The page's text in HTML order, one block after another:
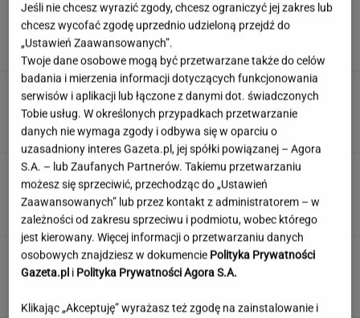
Hyży dosadnie odpowiedziała hejterom.
"Skończyła mi się cierpliwość"
Weekendowy quiz wyłoni prymusów.
Większość z was odpada już w 3. pytaniu
Englert zakłada, że nie wygra w "TzG". "Myślę,
że ludzie mnie nie lubią"
Nie czekaj, aż będzie za późno. To może
oznaczać, że szkoła przestała służyć dziecku
Jeśli nie chcesz wyrazić zgody, chcesz ograniczyć jej zakres lub
chcesz wycofać zgodę uprzednio udzieloną przejdź do
„Ustawień Zaawansowanych”.
Twoje dane osobowe mogą być przetwarzane także do celów
badania i mierzenia informacji dotyczących funkcjonowania
serwisów i aplikacji lub łączone z danymi dot. świadczonych
Tobie usług. W określonych przypadkach przetwarzanie
danych nie wymaga zgody i odbywa się w oparciu o
uzasadniony interes Gazeta.pl, jej spółki powiązanej – Agora
S.A. – lub Zaufanych Partnerów. Takiemu przetwarzaniu
możesz się sprzeciwić, przechodząc do „Ustawień
Zaawansowanych” lub przez kontakt z administratorem – w
zależności od zakresu sprzeciwu i podmiotu, wobec którego
jest kierowany. Więcej informacji o przetwarzaniu danych
osobowych znajdziesz w dokumencie Polityka Prywatności
Gazeta.pl i Polityka Prywatności Agora S.A.
Klikając „Akceptuję” wyrażasz też zgodę na zainstalowanie i